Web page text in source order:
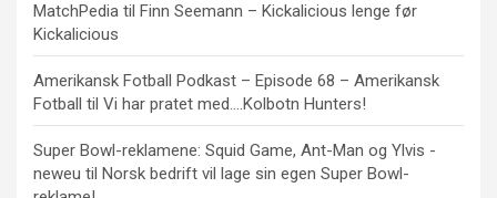
MatchPedia til Finn Seemann – Kickalicious lenge før
Kickalicious
Amerikansk Fotball Podkast – Episode 68 – Amerikansk
Fotball til Vi har pratet med….Kolbotn Hunters!
Super Bowl-reklamene: Squid Game, Ant-Man og Ylvis -
neweu til Norsk bedrift vil lage sin egen Super Bowl-